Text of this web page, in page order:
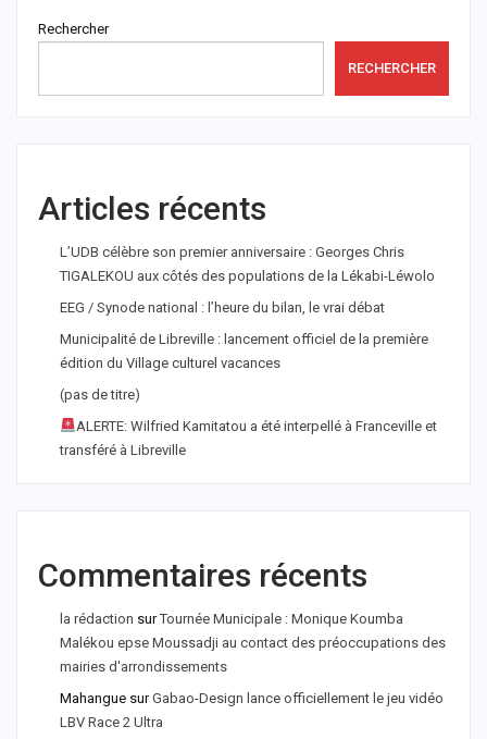
Rechercher
RECHERCHER
Articles récents
L’UDB célèbre son premier anniversaire : Georges Chris
TIGALEKOU aux côtés des populations de la Lékabi-Léwolo
EEG / Synode national : l’heure du bilan, le vrai débat
Municipalité de Libreville : lancement officiel de la première
édition du Village culturel vacances
(pas de titre)
ALERTE: Wilfried Kamitatou a été interpellé à Franceville et
transféré à Libreville
Commentaires récents
la rédaction surTournée Municipale : Monique Koumba
Malékou epse Moussadji au contact des préoccupations des
mairies d'arrondissements
Mahangue surGabao-Design lance officiellement le jeu vidéo
LBV Race 2 Ultra